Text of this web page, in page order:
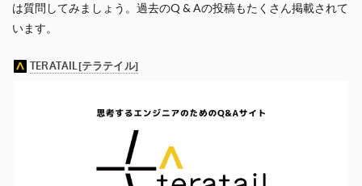
は質問してみましょう。過去のQ & Aの投稿もたくさん掲載されて
います。